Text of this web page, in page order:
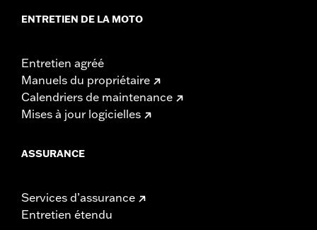
ENTRETIEN DE LA MOTO
Entretien agréé
Manuels du propriétaire
Calendriers de maintenance
Mises à jour logicielles
ASSURANCE
Services d’assurance
Entretien étendu